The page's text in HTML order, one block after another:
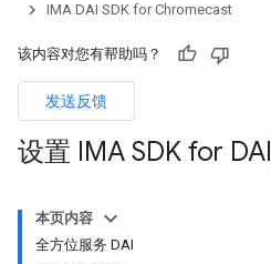
IMA DAI SDK for Chromecast
该内容对您有帮助吗？
发送反馈
设置 IMA SDK for DAI
本页内容
全方位服务 DAI